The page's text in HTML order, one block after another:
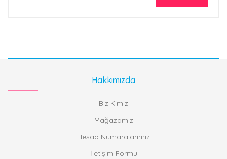
Hakkımızda
Biz Kimiz
Mağazamız
Hesap Numaralarımız
İletişim Formu